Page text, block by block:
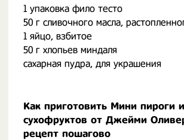
1 упаковка фило тесто
50 г сливочного масла,
1 яйцо, взбитое
50 г хлопьев миндаля
сахарная пудра, для украшения
Как приготовить Мини пироги
сухофруктов от Джейми
рецепт пошагово